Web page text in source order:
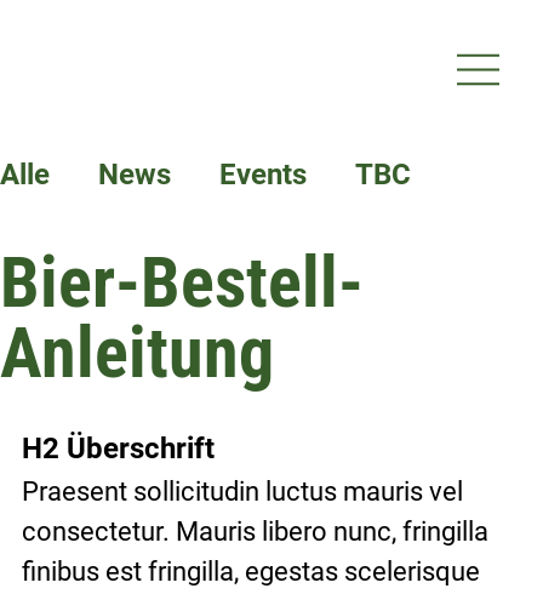
Alle News Events TBC
Termine
Bier-Bestell-
Anleitung
H2 Überschrift
Praesent sollicitudin luctus mauris vel
consectetur. Mauris libero nunc, fringilla
finibus est fringilla, egestas scelerisque